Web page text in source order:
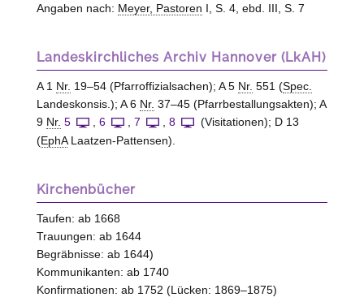
Angaben nach: Meyer, Pastoren I, S. 4, ebd. III, S. 7
Landeskirchliches Archiv Hannover (LkAH)
A 1 Nr. 19–54 (Pfarroffizialsachen); A 5 Nr. 551 (Spec.
Landeskonsis.); A 6 Nr. 37–45 (Pfarrbestallungsakten); A
9 Nr. 5 6 7 8
(Visitationen); D 13
(EphALaatzen-Pattensen).
Kirchenbücher
Taufen: ab 1668
Trauungen: ab 1644
Begräbnisse: ab 1644)
Kommunikanten: ab 1740
Konfirmationen: ab 1752 (Lücken: 1869–1875)